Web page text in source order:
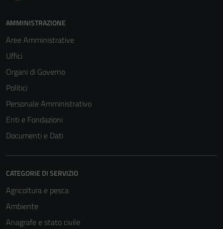
AMMINISTRAZIONE
Aree Amministrative
Uffici
Organi di Governo
Politici
Personale Amministrativo
Enti e Fondazioni
Documenti e Dati
CATEGORIE DI SERVIZIO
Agricoltura e pesca
Ambiente
Anagrafe e stato civile